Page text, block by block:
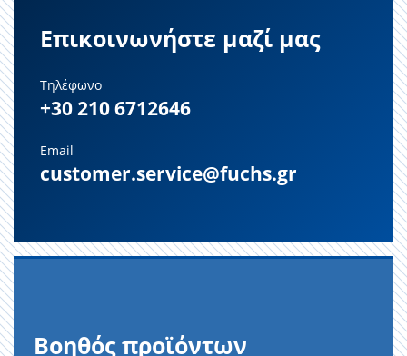
Επικοινωνήστε μαζί μας
Τηλέφωνο
+30 210 6712646
Email
customer.service@fuchs.gr
Βοηθός προϊόντων